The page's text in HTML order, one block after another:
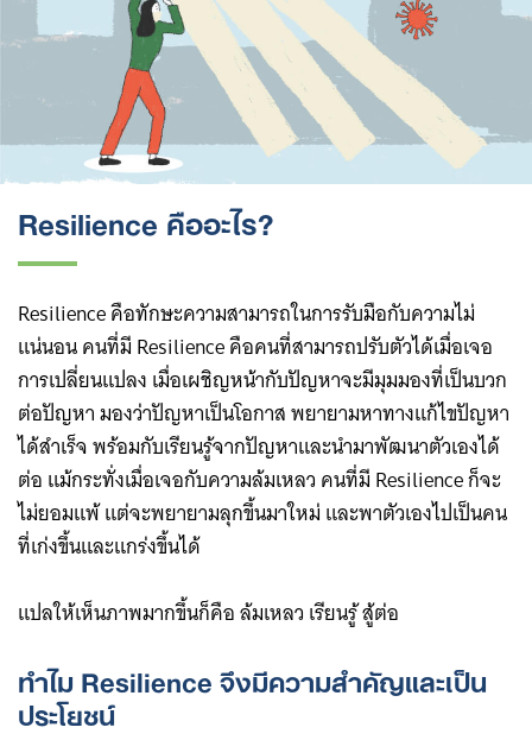
Resilience คืออะไร?
Resilience คือทักษะความสามารถในการรับมือกับความไม่
แน่นอน คนที่มี Resilience คือคนที่สามารถปรับตัวได้เมื่อเจอ
การเปลี่ยนแปลง เมื่อเผชิญหน้ากับปัญหาจะมีมุมมองที่เป็นบวก
ต่อปัญหา มองว่าปัญหาเป็นโอกาส พยายามหาทางแก้ไขปัญหา
ได้สำเร็จ พร้อมกับเรียนรู้จากปัญหาและนำมาพัฒนาตัวเองได้
ต่อ แม้กระทั่งเมื่อเจอกับความล้มเหลว คนที่มี Resilience ก็จะ
ไม่ยอมแพ้ แต่จะพยายามลุกขึ้นมาใหม่ และพาตัวเองไปเป็นคน
ที่เก่งขึ้นและแกร่งขึ้นได้
แปลให้เห็นภาพมากขึ้นก็คือ ล้มเหลว เรียนรู้ สู้ต่อ
ทำไม Resilience จึงมีความสำคัญและเป็น
ประโยชน์